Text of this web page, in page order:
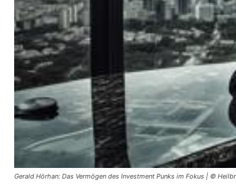
Gerald Hörhan: Das Vermögen des Investment Punks im Fokus | ©